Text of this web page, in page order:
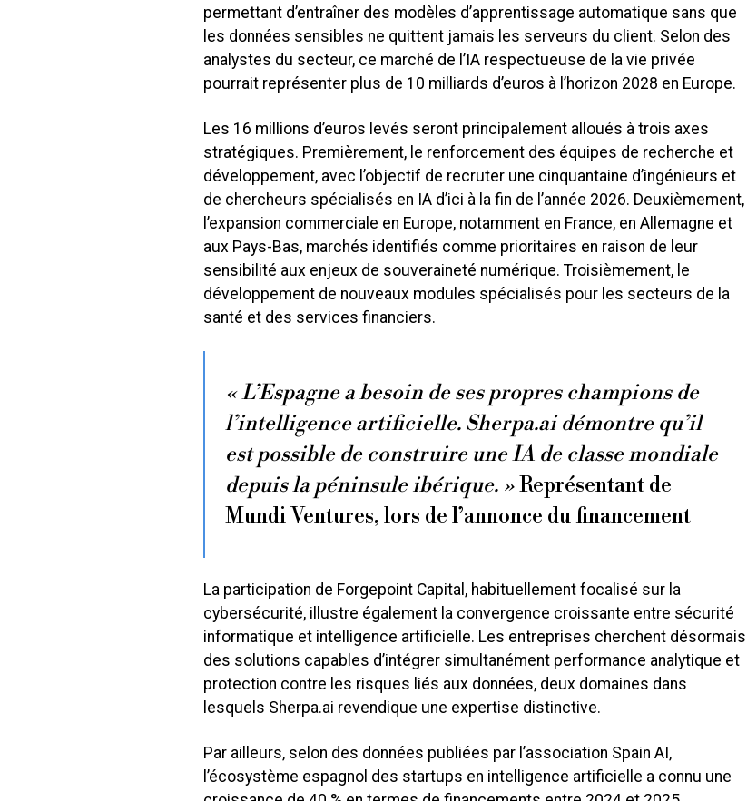
permettant d’entraîner des modèles d’apprentissage automatique sans que
les données sensibles ne quittent jamais les serveurs du client. Selon des
analystes du secteur, ce marché de l’IA respectueuse de la vie privée
pourrait représenter plus de 10 milliards d’euros à l’horizon 2028 en Europe.
Les 16 millions d’euros levés seront principalement alloués à trois axes
stratégiques. Premièrement, le renforcement des équipes de recherche et
développement, avec l’objectif de recruter une cinquantaine d’ingénieurs et
de chercheurs spécialisés en IA d’ici à la fin de l’année 2026. Deuxièmement,
l’expansion commerciale en Europe, notamment en France, en Allemagne et
aux Pays-Bas, marchés identifiés comme prioritaires en raison de leur
sensibilité aux enjeux de souveraineté numérique. Troisièmement, le
développement de nouveaux modules spécialisés pour les secteurs de la
santé et des services financiers.
« L’Espagne a besoin de ses propres champions de
l’intelligence artificielle. Sherpa.ai démontre qu’il
est possible de construire une IA de classe mondiale
depuis la péninsule ibérique. »Représentant de
Mundi Ventures, lors de l’annonce du financement
La participation de Forgepoint Capital, habituellement focalisé sur la
cybersécurité, illustre également la convergence croissante entre sécurité
informatique et intelligence artificielle. Les entreprises cherchent désormais
des solutions capables d’intégrer simultanément performance analytique et
protection contre les risques liés aux données, deux domaines dans
lesquels Sherpa.ai revendique une expertise distinctive.
Par ailleurs, selon des données publiées par l’association Spain AI,
l’écosystème espagnol des startups en intelligence artificielle a connu une